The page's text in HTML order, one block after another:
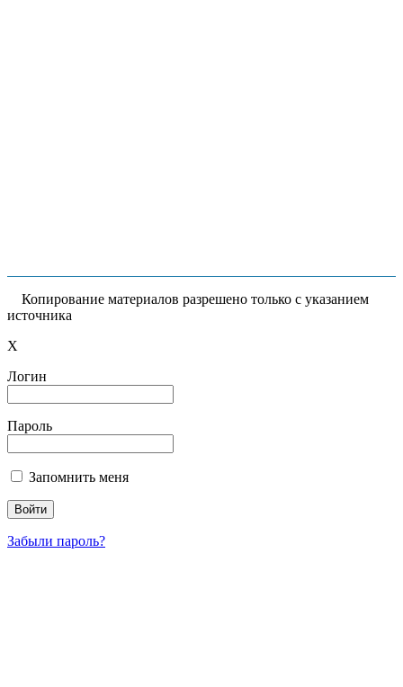
Копирование материалов разрешено только с указанием
источника
X
Логин
Пароль
Запомнить меня
Забыли пароль?